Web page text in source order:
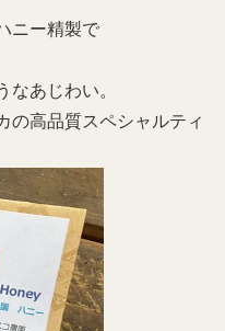
ニー精製で
あじわい。
の高品質スペシャルティ